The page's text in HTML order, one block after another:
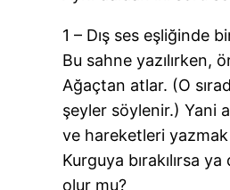
1 – Dış ses eşliğinde
Bu sahne yazılırken,
Ağaçtan atlar. (O
şeyler söylenir.) Yani
ve hareketleri
Kurguya bırakılırsa ya
olur mu?